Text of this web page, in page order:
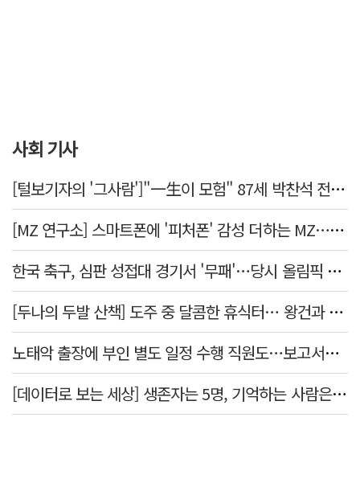
사회 기사
[털보기자의 '그사람']"一生이 모험" 87세 박찬석 전 경북대 총장
[MZ 연구소] 스마트폰에 '피처폰' 감성 더하는 MZ… 히퍼와 줄이어폰
한국 축구, 심판 성접대 경기서 '무패'…당시 올림픽 감독은 홍명보
[두나의 두발 산책] 도주 중 달콤한 휴식터… 왕건과 지명 산책
노태악 출장에 부인 별도 일정 수행 직원도…보고서엔 '공식일정 참석'
[데이터로 보는 세상] 생존자는 5명, 기억하는 사람은 늘었다